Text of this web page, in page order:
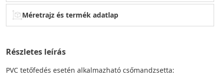
Méretrajz és termék adatlap
Részletes leírás
PVC tetőfedés esetén alkalmazható csőmandzsetta: